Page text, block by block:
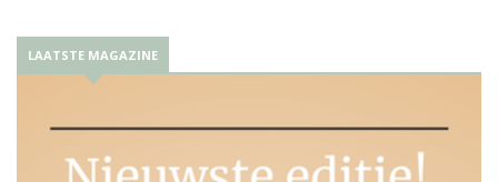
LAATSTE MAGAZINE